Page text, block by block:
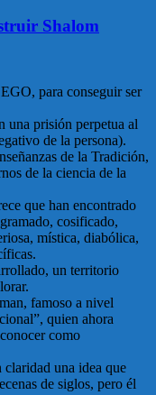
Shalom
para conseguir ser
una prisión perpetua al
de la persona).
de la Tradición,
de la ciencia de la
que han encontrado
cosificado,
mística, diabólica,
un territorio
famoso a nivel
quien ahora
como
una idea que
de siglos, pero él